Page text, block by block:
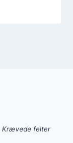
Krævede felter